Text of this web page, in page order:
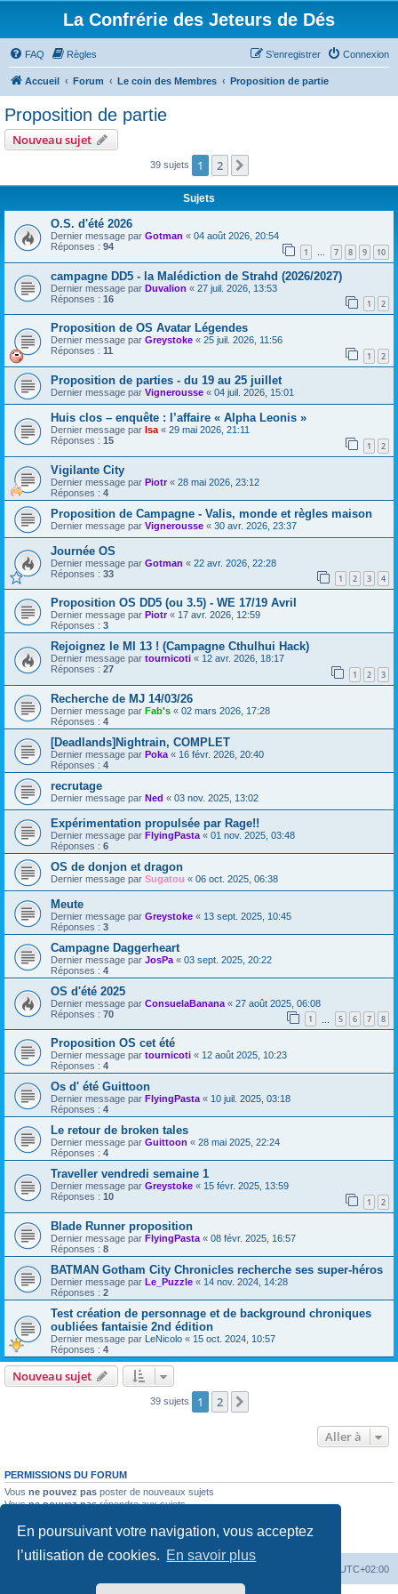
En poursuivant votre navigation, vous acceptez
l’utilisation de cookies. En savoir plus
La Confrérie des Jeteurs de Dés
FAQ Règles Connexion
S’enregistrer
Accueil Forum Le coin des Membres Proposition de partie
Proposition de partie
Nouveau sujet
39 sujets 1 2
Sujets
O.S. d'été 2026
Dernier message par Gotman « 04 août 2026, 20:54
Réponses : 94 1 … 7 8 9 10
campagne DD5 - la Malédiction de Strahd (2026/2027)
Dernier message par Duvalion « 27 juil. 2026, 13:53
Réponses : 16 1 2
Proposition de OS Avatar Légendes
Dernier message par Greystoke « 25 juil. 2026, 11:56
Réponses : 11 1 2
Proposition de parties - du 19 au 25 juillet
Dernier message par Vignerousse « 04 juil. 2026, 15:01
Huis clos – enquête : l’affaire « Alpha Leonis »
Dernier message par Isa « 29 mai 2026, 21:11
Réponses : 15 1 2
Vigilante City
Dernier message par Piotr« 28 mai 2026, 23:12
Réponses : 4
Proposition de Campagne - Valis, monde et règles maison
Dernier message par Vignerousse « 30 avr. 2026, 23:37
Journée OS
Dernier message par Gotman « 22 avr. 2026, 22:28
Réponses : 33 1 2 3 4
Proposition OS DD5 (ou 3.5) - WE 17/19 Avril
Dernier message par Piotr« 17 avr. 2026, 12:59
Réponses : 3
Rejoignez le MI 13 ! (Campagne Cthulhui Hack)
Dernier message par tournicoti « 12 avr. 2026, 18:17
Réponses : 27 1 2 3
Recherche de MJ 14/03/26
Dernier message par Fab's « 02 mars 2026, 17:28
Réponses : 4
[Deadlands]Nightrain, COMPLET
Dernier message par Poka « 16 févr. 2026, 20:40
Réponses : 4
recrutage
Dernier message par Ned « 03 nov. 2025, 13:02
Expérimentation propulsée par Rage!!
Dernier message par FlyingPasta « 01 nov. 2025, 03:48
Réponses : 6
OS de donjon et dragon
Dernier message par Sugatou « 06 oct. 2025, 06:38
Meute
Dernier message par Greystoke « 13 sept. 2025, 10:45
Réponses : 3
Campagne Daggerheart
Dernier message par JosPa « 03 sept. 2025, 20:22
Réponses : 4
OS d'été 2025
Dernier message par ConsuelaBanana « 27 août 2025, 06:08
Réponses : 70 1 5 6 7 8
Proposition OS cet été
Dernier message par tournicoti « 12 août 2025, 10:23
Réponses : 4
Os d' été Guittoon
Dernier message par FlyingPasta« 10 juil. 2025, 03:18
Réponses : 4
Le retour de broken tales
Dernier message par Guittoon « 28 mai 2025, 22:24
Réponses : 4
Traveller vendredi semaine 1
Dernier message par Greystoke « 15 févr. 2025, 13:59
Réponses : 10 1 2
Blade Runner proposition
Dernier message par FlyingPasta « 08 févr. 2025, 16:57
Réponses : 8
BATMAN Gotham City Chronicles recherche ses super-héros
Dernier message par Le_Puzzle « 14 nov. 2024, 14:28
Réponses : 2
Test création de personnage et de background chroniques
oubliées fantaisie 2nd édition
Dernier message par LeNicolo « 15 oct. 2024, 10:57
Réponses : 4
Nouveau sujet
39 sujets 1 2
Aller à
PERMISSIONS DU FORUM
Vous ne pouvez pas poster de nouveaux sujets
Vousne pouvez pasrépondre aux sujets
Vousne pouvez passupprimer vos messages
ne pouvez pas joindre des fichiers
UTC+02:00